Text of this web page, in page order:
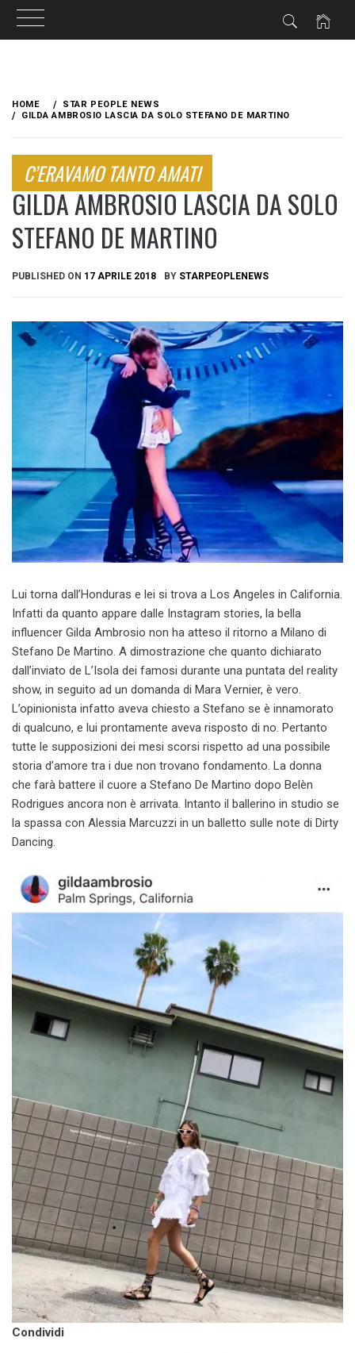
content
HOME
STAR PEOPLE NEWS
GILDA AMBROSIO LASCIA DA SOLO STEFANO DE MARTINO
C’ERAVAMO TANTO AMATI
GILDA AMBROSIO LASCIA DA SOLO
STEFANO DE MARTINO
PUBLISHED ON 17 APRILE 2018 BY STARPEOPLENEWS
Lui torna dall’Honduras e lei si trova a Los Angeles in California.
Infatti da quanto appare dalle Instagram stories, la bella
influencer Gilda Ambrosio non ha atteso il ritorno a Milano di
Stefano De Martino. A dimostrazione che quanto dichiarato
dall’inviato de L’Isola dei famosi durante una puntata del reality
show, in seguito ad un domanda di Mara Vernier, è vero.
L’opinionista infatto aveva chiesto a Stefano se è innamorato
di qualcuno, e lui prontamente aveva risposto di no. Pertanto
tutte le supposizioni dei mesi scorsi rispetto ad una possibile
storia d’amore tra i due non trovano fondamento. La donna
che farà battere il cuore a Stefano De Martino dopo Belèn
Rodrigues ancora non è arrivata. Intanto il ballerino in studio se
la spassa con Alessia Marcuzzi in un balletto sulle note di Dirty
Dancing.
Condividi